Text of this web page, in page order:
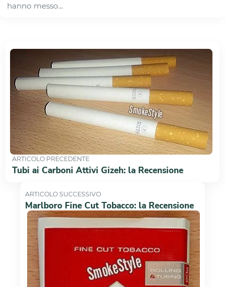
hanno messo...
ARTICOLO PRECEDENTE
Tubi ai Carboni Attivi Gizeh: la Recensione
ARTICOLO SUCCESSIVO
Marlboro Fine Cut Tobacco: la Recensione